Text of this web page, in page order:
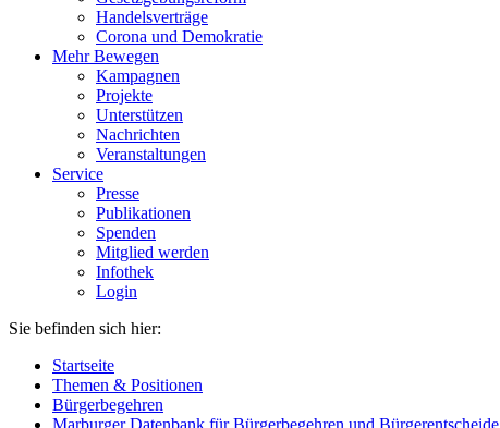
Handelsverträge
Corona und Demokratie
Mehr Bewegen
Kampagnen
Projekte
Unterstützen
Nachrichten
Veranstaltungen
Service
Presse
Publikationen
Spenden
Mitglied werden
Infothek
Login
Sie befinden sich hier:
Startseite
Themen & Positionen
Bürgerbegehren
Marburger Datenbank für Bürgerbegehren und Bürgerentscheide